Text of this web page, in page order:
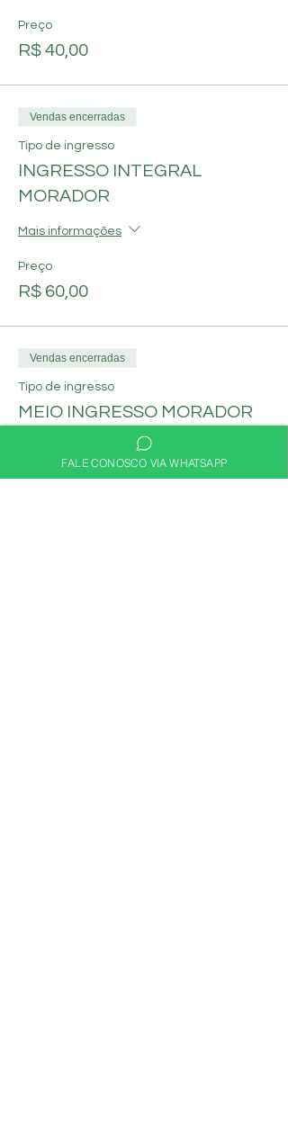
Preço
R$ 40,00
Vendas encerradas
Tipo de ingresso
INGRESSO INTEGRAL
MORADOR
Mais informações
Preço
R$ 60,00
Vendas encerradas
Tipo de ingresso
MEIO INGRESSO MORADOR
Preço
FALE CONOSCO VIA WHATSAPP